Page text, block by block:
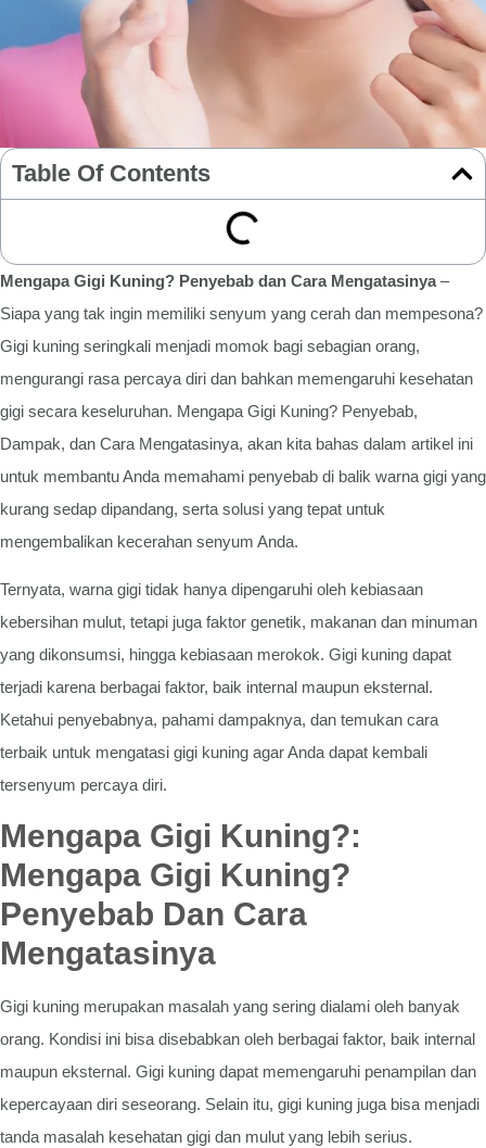
Table Of Contents
Mengapa Gigi Kuning? Penyebab dan Cara Mengatasinya–
Siapa yang tak ingin memiliki senyum yang cerah dan mempesona?
Gigi kuning seringkali menjadi momok bagi sebagian orang,
mengurangi rasa percaya diri dan bahkan memengaruhi kesehatan
gigi secara keseluruhan. Mengapa Gigi Kuning? Penyebab,
Dampak, dan Cara Mengatasinya, akan kita bahas dalam artikel ini
untuk membantu Anda memahami penyebab di balik warna gigi yang
kurang sedap dipandang, serta solusi yang tepat untuk
mengembalikan kecerahan senyum Anda.
Ternyata, warna gigi tidak hanya dipengaruhi oleh kebiasaan
kebersihan mulut, tetapi juga faktor genetik, makanan dan minuman
yang dikonsumsi, hingga kebiasaan merokok. Gigi kuning dapat
terjadi karena berbagai faktor, baik internal maupun eksternal.
Ketahui penyebabnya, pahami dampaknya, dan temukan cara
terbaik untuk mengatasi gigi kuning agar Anda dapat kembali
tersenyum percaya diri.
Mengapa Gigi Kuning?:
Mengapa Gigi Kuning?
Penyebab Dan Cara
Mengatasinya
Gigi kuning merupakan masalah yang sering dialami oleh banyak
orang. Kondisi ini bisa disebabkan oleh berbagai faktor, baik internal
maupun eksternal. Gigi kuning dapat memengaruhi penampilan dan
kepercayaan diri seseorang. Selain itu, gigi kuning juga bisa menjadi
tanda masalah kesehatan gigi dan mulut yang lebih serius.